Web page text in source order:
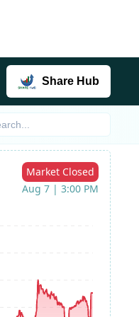
Share Hub